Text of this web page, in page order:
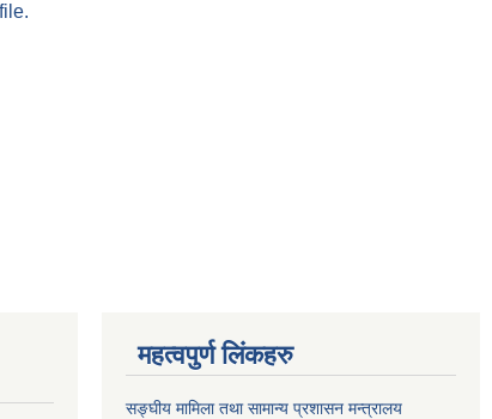
महत्वपुर्ण लिंकहरु
सङ्घीय मामिला तथा सामान्य प्रशासन मन्त्रालय